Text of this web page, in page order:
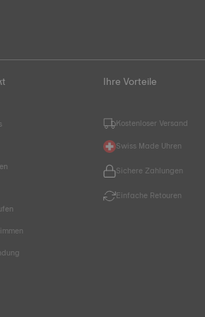
Ihre Vorteile
Kostenloser Versand
Swiss Made Uhren
Sichere Zahlungen
Einfache Retouren